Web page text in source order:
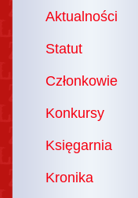
Aktualności
Statut
Członkowie
Konkursy
Księgarnia
Kronika